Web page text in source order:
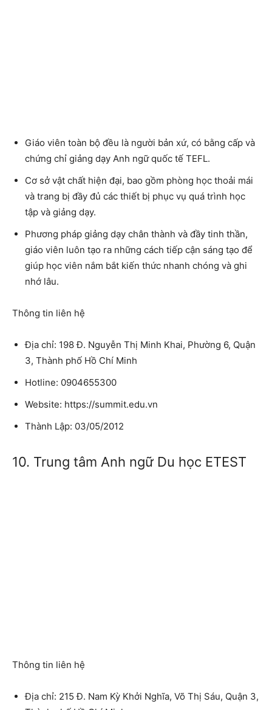
Giáo viên toàn bộ đều là người bản xứ, có bằng cấp và
chứng chỉ giảng dạy Anh ngữ quốc tế TEFL.
Cơ sở vật chất hiện đại, bao gồm phòng học thoải mái
và trang bị đầy đủ các thiết bị phục vụ quá trình học
tập và giảng dạy.
Phương pháp giảng dạy chân thành và đầy tinh thần,
giáo viên luôn tạo ra những cách tiếp cận sáng tạo để
giúp học viên nắm bắt kiến thức nhanh chóng và ghi
nhớ lâu.
Thông tin liên hệ
Địa chỉ: 198 Đ. Nguyễn Thị Minh Khai, Phường 6, Quận
3, Thành phố Hồ Chí Minh
Hotline: 0904655300
Website: https://summit.edu.vn
Thành Lập: 03/05/2012
10. Trung tâm Anh ngữ Du học ETEST
Thông tin liên hệ
Địa chỉ: 215 Đ. Nam Kỳ Khởi Nghĩa, Võ Thị Sáu, Quận 3,